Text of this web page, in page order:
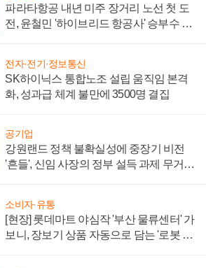
파라타항공 내년 미주 장거리 노선 첫 도
전, 윤철민 '하이브리드 항공사' 승부수 통
전자·전기·정보통신
SK하이닉스 통합노조 설립 움직임 본격
화, 성과급 체계 불만에 3500명 결집
공기업
강원랜드 정책 불확실성에 중장기 비전
'흔들', 신임 사장의 정부 설득 과제 무거워
소비자·유통
[현장] 롯데마트 야심작 '부산 물류센터' 가
보니, 장보기 상품 자동으로 담는 '로봇 40